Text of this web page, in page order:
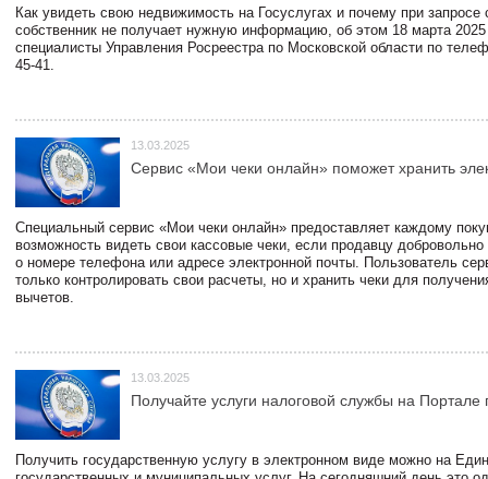
Как увидеть свою недвижимость на Госуслугах и почему при запросе
собственник не получает нужную информацию, об этом 18 марта 2025
специалисты Управления Росреестра по Московской области по
45-41.
13.03.2025
Сервис «Мои чеки онлайн» поможет хранить
Специальный сервис «Мои чеки онлайн» предоставляет каждому
возможность видеть свои кассовые чеки, если продавцу
о номере телефона или адресе электронной почты. Пользователь
только контролировать свои расчеты, но и хранить чеки для
вычетов.
13.03.2025
Получайте услуги налоговой службы на Портале
Получить государственную услугу в электронном виде можно на